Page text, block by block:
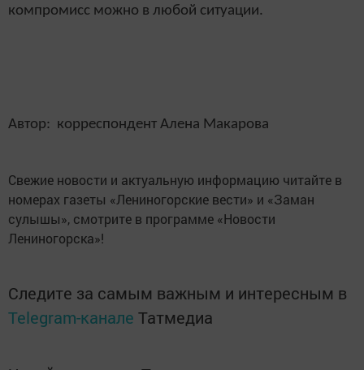
компромисс можно в любой ситуации.
Автор: корреспондент Алена Макарова
Свежие новости и актуальную информацию читайте в
номерах газеты «Лениногорские вести» и «Заман
сулышы», смотрите в программе «Новости
Лениногорска»!
Следите за самым важным и интересным в
Telegram-канале Татмедиа